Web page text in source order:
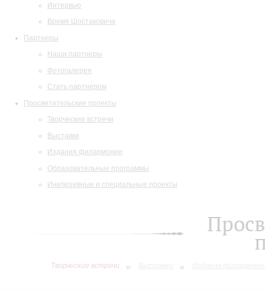
Интервью
Время Шостаковича
Партнеры
Наши партнеры
Фотогалерея
Стать партнером
Просветительские проекты
Творческие встречи
Выставки
Издания филармонии
Образовательные программы
Инклюзивные и специальные проекты
Творческие встречи